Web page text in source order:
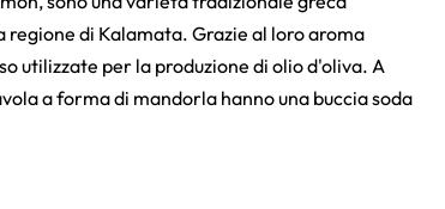
di Kalamata. Grazie al loro aroma
utilizzate per la produzione di olio d'oliva. A
a forma di mandorla hanno una buccia soda